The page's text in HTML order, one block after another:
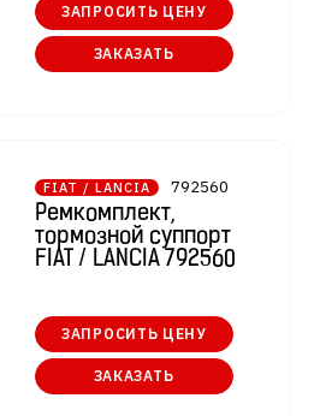
ЗАПРОСИТЬ ЦЕНУ
ЗАКАЗАТЬ
FIAT / LANCIA 792560
Ремкомплект,
тормозной суппорт
FIAT / LANCIA 792560
ЗАПРОСИТЬ ЦЕНУ
ЗАКАЗАТЬ